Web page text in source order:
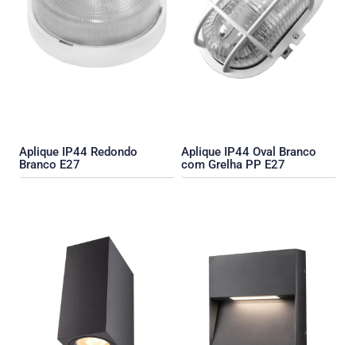
Aplique IP44 Redondo
Branco E27
Aplique IP44 Oval Branco
com Grelha PP E27